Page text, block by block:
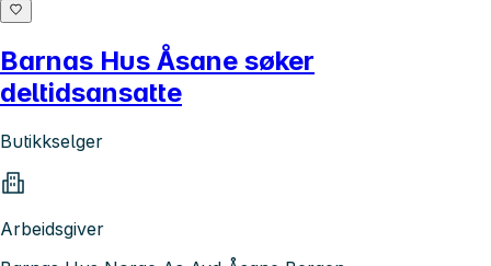
Barnas Hus Åsane søker
deltidsansatte
Butikkselger
Arbeidsgiver